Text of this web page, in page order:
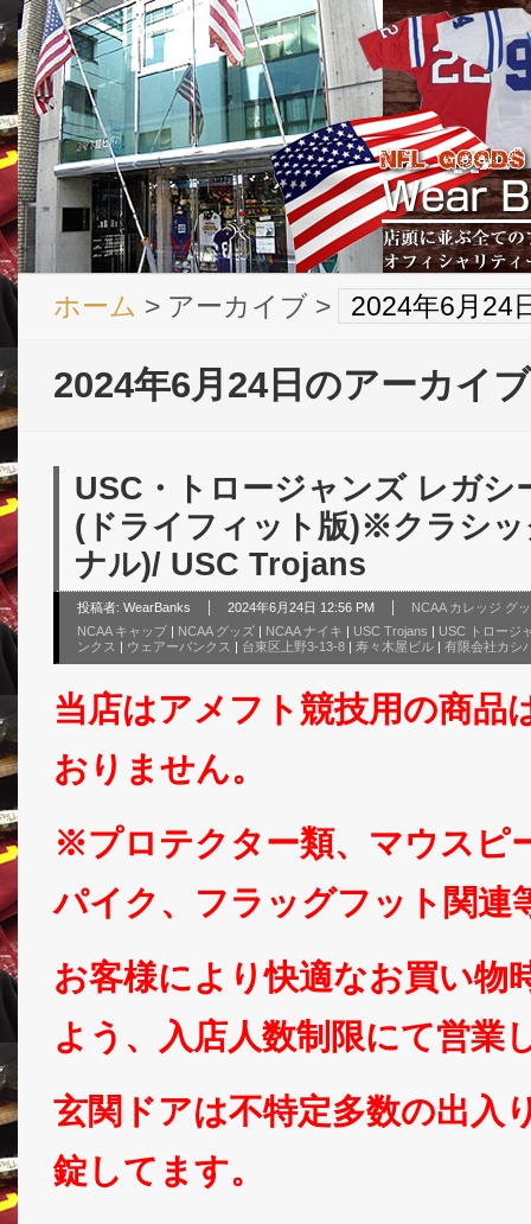
ホーム > アーカイブ > 2024年6月24
2024年6月24日のアーカイブ
USC・トロージャンズ レガシ
(ドライフィット版)※クラシ
ナル)/ USC Trojans
投稿者: WearBanks 2024年6月24日 12:56 PM
NCAA カレッジ グ
NCAA キャップ | NCAA グッズ | NCAA ナイキ | USC Trojans | USC トロージ
ンクス | ウェアーバンクス | 台東区上野3-13-8 | 寿々木屋ビル | 有限会社カシ
当店はアメフト競技用の商品
おりません。
※プロテクター類、マウスピ
パイク、フラッグフット関連
お客様により快適なお買い物
よう、入店人数制限にて営業
玄関ドアは不特定多数の出入
錠してます。